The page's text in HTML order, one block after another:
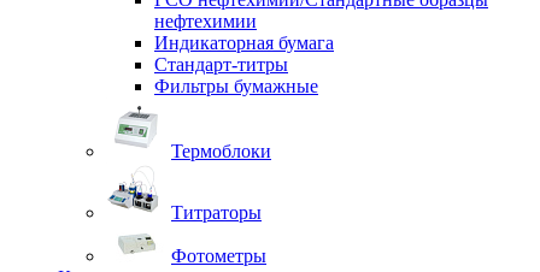
нефтехимии
Индикаторная бумага
Стандарт-титры
Фильтры бумажные
Термоблоки
Титраторы
Фотометры